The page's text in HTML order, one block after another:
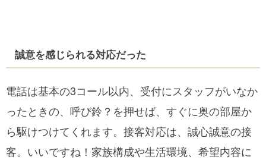
誠意を感じられる対応だった
電話は基本の3コール以内、受付にスタッフがいなか
ったときの、呼び鈴？を押せば、すぐに奥の部屋か
ら駆けつけてくれます。接客対応は、誠心誠意の接
客。いいですね！家族構成や生活環境、希望内容に